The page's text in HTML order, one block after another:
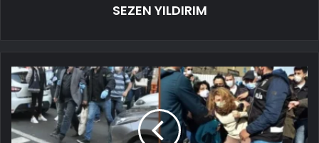
SEZEN YILDIRIM